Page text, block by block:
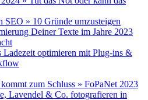
SEO » 10 Gründe umzusteigen
Deiner Texte im Jahre 2023
Ladezeit optimieren mit Plug-ins &
zum Schluss » FoPaNet 2023
Lavendel & Co. fotografieren in